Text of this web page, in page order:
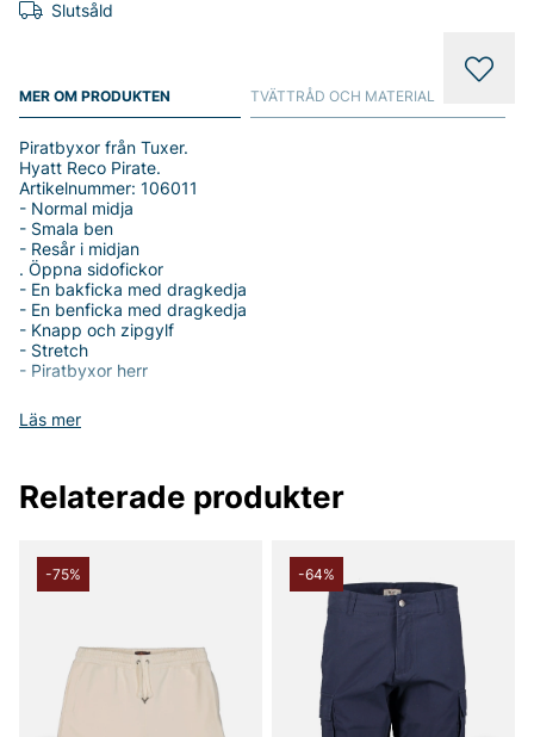
Slutsåld
MER OM PRODUKTEN
Läs mer
Piratbyxor från Tuxer.
Hyatt Reco Pirate.
Artikelnummer: 106011
- Normal midja
- Smala ben
- Resår i midjan
. Öppna sidofickor
- En bakficka med dragkedja
- En benficka med dragkedja
- Knapp och zipgylf
- Stretch
- Piratbyxor herr
Tack för att du handlar i vår webbshop. Besök oss även i vår
butik i Vingåker.
TVÄTTRÅD OCH MATERIAL
Relaterade produkter
-75% -64%